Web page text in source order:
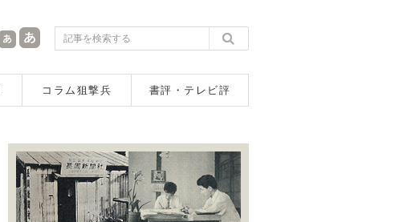
コラム狙撃兵 書評・テレビ評